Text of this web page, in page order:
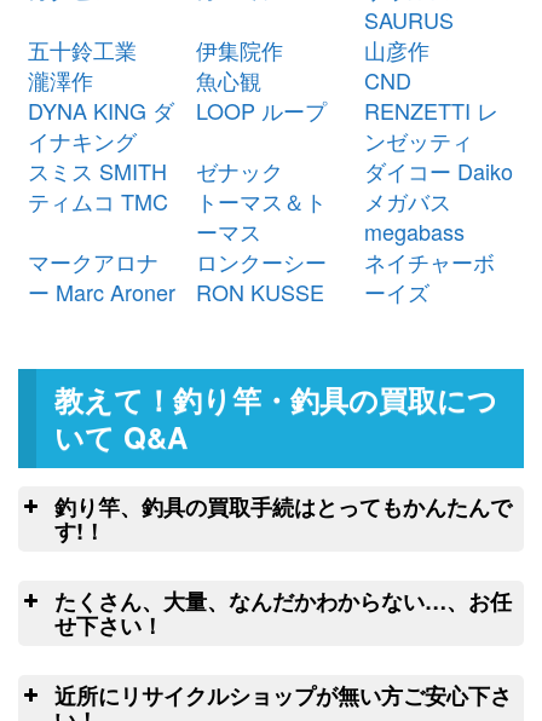
タ コンクエスト DC 201HG 左 未
使用
釣具買取クーポンg-
turi20260303
27,000円
2026/03/07
シマノ ベイトリール 22 エクスセ
ンス DC XG 右 未使用
釣具買取クーポンg-
turi20260304
（2026/03/31迄）
24,000円
2026/03/07
シマノ ベイトリール 25 アルデバ
釣具買取クーポンg-
turi20260305 （2026/03/31迄）
23,500円
ダイワ ヘラ竿 枯法師 19尺 未使用
釣具買取クーポン
turi20260301
（2026/03/31迄）
54,000円
ダイワ ヘラ竿 枯法師N 13尺 未使
turi20260302 （2026/03/31迄）
34,500円
ダイワ ヘラ竿 枯法師N 11尺 未使
釣具買取クーポンg-
SAURUS
五十鈴工業
伊集院作
山彦作
瀧澤作
魚心観
CND
DYNA KING ダ
イナキング
LOOP ループ
RENZETTI レ
ンゼッティ
スミス SMITH
ゼナック
ダイコー Daiko
ティムコ TMC
トーマス＆ト
ーマス
メガバス
megabass
マークアロナ
ー Marc Aroner
ロンクーシー
RON KUSSE
ネイチャーボ
ーイズ
教えて！釣り竿・釣具の買取につ
いて Q&A
釣り竿、釣具の買取手続はとってもかんたんで
す!！
釣
こちらのフォームよりクロネコヤマトの
釣竿を入れる無料梱包キッ
トのお取寄サービス
たくさん、大量、なんだかわからない…、お任
せ下さい！
良
近所にリサイクルショップが無い方ご安心下さ